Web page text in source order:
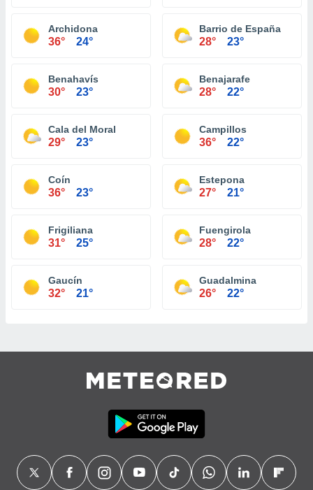
Archidona
36° 24°
Barrio de España
28° 23°
Benahavís
30° 23°
Benajarafe
28° 22°
Cala del Moral
29° 23°
Campillos
36° 22°
Coín
36° 23°
Estepona
27° 21°
Frigiliana
31° 25°
Fuengirola
28° 22°
Gaucín
32° 21°
Guadalmina
26° 22°